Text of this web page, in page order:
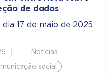
de dados
17 de maio de 2026
Notícias
social